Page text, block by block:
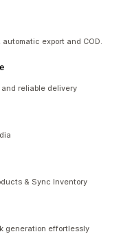
export and COD.
and reliable delivery
& Sync Inventory
generation effortlessly